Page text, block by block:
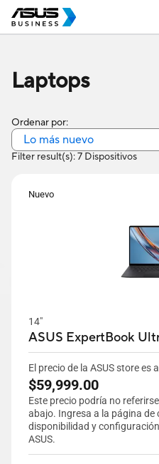
Laptops
Filter result(s): 7 Dispositivos
Ordenar por:
Lo más nuevo
Nuevo
14"
ASUS ExpertBook
El precio de la ASUS store es
$59,999.00
Este precio podría no
abajo. Ingresa a la página
disponibilidad y
ASUS.